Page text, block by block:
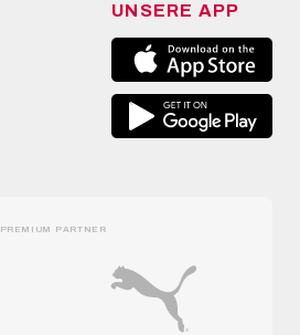
UNSERE APP
PREMIUM PARTNER